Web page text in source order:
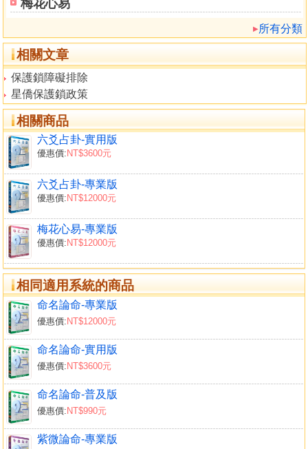
梅花心易
所有分類
相關文章
保護鎖障礙排除
星僑保護鎖政策
相關商品
六爻占卦-實用版
優惠價: NT$3600元
六爻占卦-專業版
優惠價: NT$12000元
梅花心易-專業版
優惠價: NT$12000元
相同適用系統的商品
命名論命-專業版
優惠價:NT$12000元
命名論命-實用版
優惠價:NT$3600元
命名論命-普及版
優惠價:NT$990元
紫微論命-專業版
提供記事簿、行事曆、Unicode萬國碼字元表瀏覽、改造命